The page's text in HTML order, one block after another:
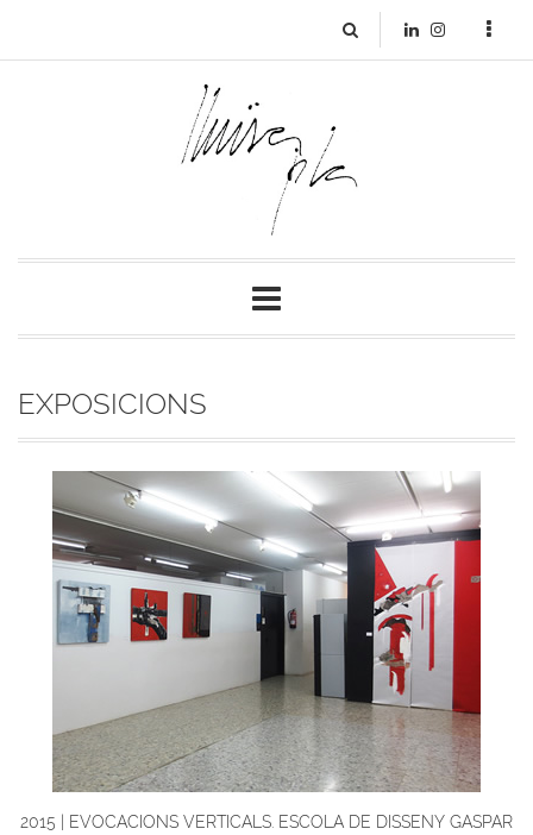
EXPOSICIONS
2015 | EVOCACIONS VERTICALS. ESCOLA DE DISSENY GASPAR